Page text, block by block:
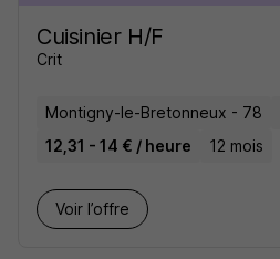
Cuisinier H/F
Crit
Montigny-le-Bretonneux - 78
12,31 - 14 € / heure
12 mois
Voir l’offre